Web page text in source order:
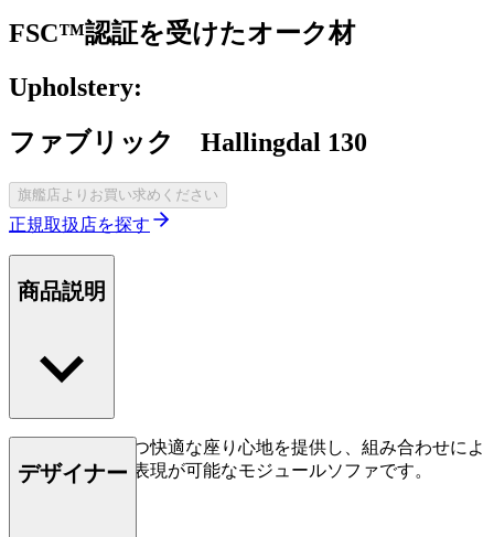
FSC™認証を受けたオーク材
Upholstery:
ファブリック Hallingdal 130
旗艦店よりお買い求めください
正規取扱店を探す
商品説明
フレキシブルかつ快適な座り心地を提供し、組み合わせによ
って、幾何学的表現が可能なモジュールソファです。
デザイナー